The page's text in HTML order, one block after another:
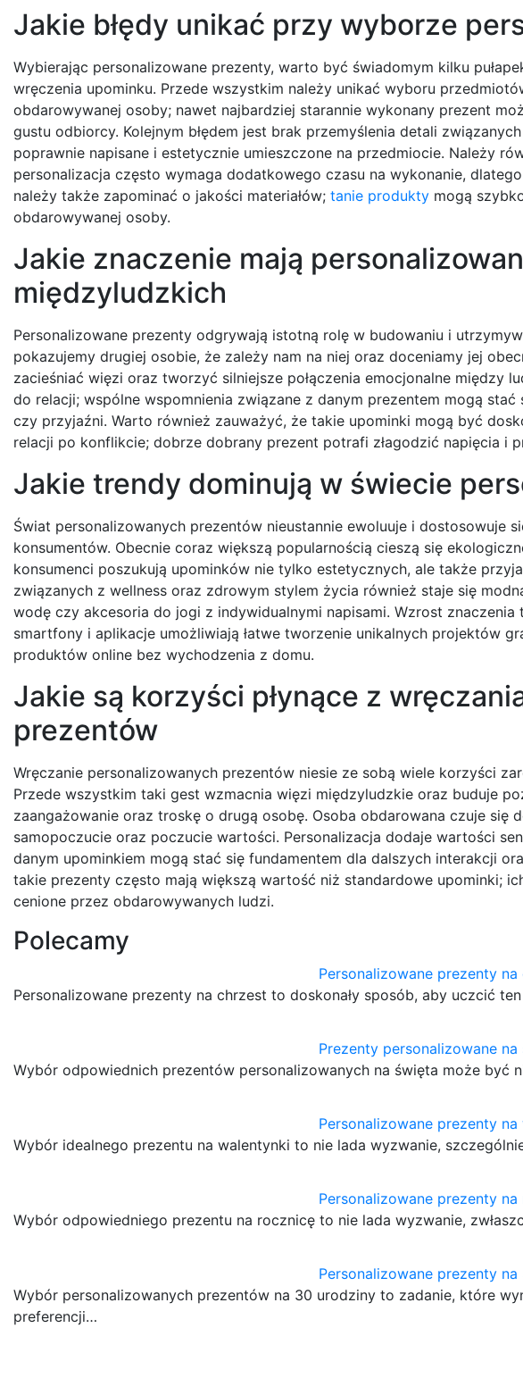
Jakie błędy unikać przy wyborze
Wybierając personalizowane prezenty, warto być świadomym kilku
wręczenia upominku. Przede wszystkim należy unikać wyboru
obdarowywanej osoby; nawet najbardziej starannie wykonany prezent
gustu odbiorcy. Kolejnym błędem jest brak przemyślenia detali
poprawnie napisane i estetycznie umieszczone na przedmiocie. Należy
personalizacja często wymaga dodatkowego czasu na wykonanie,
należy także zapominać o jakości materiałów; tanie produkty mogą
obdarowywanej osoby.
Jakie znaczenie mają
międzyludzkich
Personalizowane prezenty odgrywają istotną rolę w budowaniu i
pokazujemy drugiej osobie, że zależy nam na niej oraz doceniamy jej
zacieśniać więzi oraz tworzyć silniejsze połączenia emocjonalne między
do relacji; wspólne wspomnienia związane z danym prezentem mogą
czy przyjaźni. Warto również zauważyć, że takie upominki mogą być
relacji po konflikcie; dobrze dobrany prezent potrafi złagodzić napięcia i
Jakie trendy dominują w świecie
Świat personalizowanych prezentów nieustannie ewoluuje i dostosowuje
konsumentów. Obecnie coraz większą popularnością cieszą się
konsumenci poszukują upominków nie tylko estetycznych, ale także
związanych z wellness oraz zdrowym stylem życia również staje się
wodę czy akcesoria do jogi z indywidualnymi napisami. Wzrost
smartfony i aplikacje umożliwiają łatwe tworzenie unikalnych projektów
produktów online bez wychodzenia z domu.
Jakie są korzyści płynące z
prezentów
Wręczanie personalizowanych prezentów niesie ze sobą wiele korzyści
Przede wszystkim taki gest wzmacnia więzi międzyludzkie oraz buduje
zaangażowanie oraz troskę o drugą osobę. Osoba obdarowana czuje się
samopoczucie oraz poczucie wartości. Personalizacja dodaje wartości
danym upominkiem mogą stać się fundamentem dla dalszych interakcji
takie prezenty często mają większą wartość niż standardowe upominki;
cenione przez obdarowywanych ludzi.
Polecamy
Personalizowane prezenty na
Personalizowane prezenty na chrzest to doskonały sposób, aby uczcić
Prezenty personalizowane na
Wybór odpowiednich prezentów personalizowanych na święta może być
Personalizowane prezenty
Wybór idealnego prezentu na walentynki to nie lada wyzwanie,
Personalizowane prezenty
Wybór odpowiedniego prezentu na rocznicę to nie lada wyzwanie,
Personalizowane prezenty
Wybór personalizowanych prezentów na 30 urodziny to zadanie, które
preferencji…